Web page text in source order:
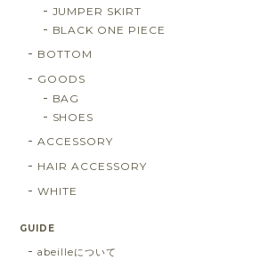
JUMPER SKIRT
BLACK ONE PIECE
BOTTOM
GOODS
BAG
SHOES
ACCESSORY
HAIR ACCESSORY
WHITE
GUIDE
abeilleについて